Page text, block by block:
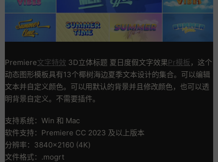
Premiere文字特效 3D立体标题 夏日度假文字效果Pr模板 ，这个
动态图形模板具有13个椰树海边夏季文本设计的集合。可以编辑
文本并自定义颜色。可以用默认的背景并且修改颜色，也可以透
明背景自定义。不需要插件。
支持系统：Win 和 Mac
软件支持：Premiere CC 2023 及以上版本
分辨率：3840×2160 (4K)
文件格式：.mogrt